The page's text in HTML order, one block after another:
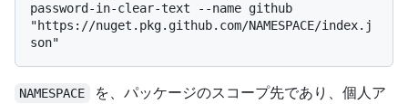
password-in-clear-text --name github
"https://nuget.pkg.github.com/NAMESPACE/index.j
NAMESPACE
を、パッケージのスコープ先であり、個人ア